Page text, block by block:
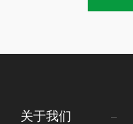
关于我们